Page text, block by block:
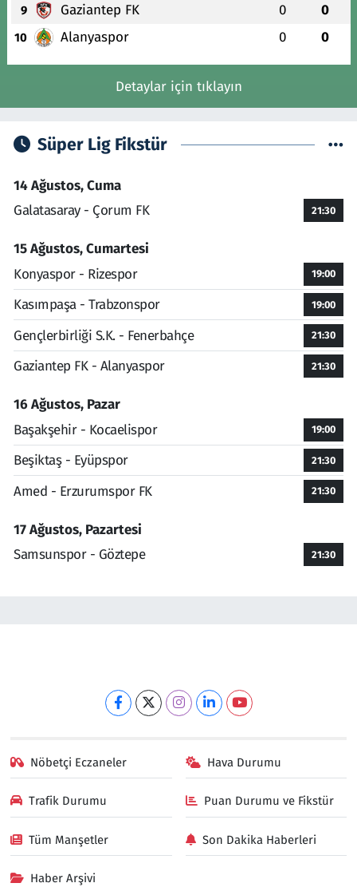
9 Gaziantep FK 0 0
10 Alanyaspor 0 0
Detaylar için tıklayın
Süper Lig Fikstür
14 Ağustos, Cuma
Galatasaray - Çorum FK
21:30
15 Ağustos, Cumartesi
Konyaspor - Rizespor
19:00
Kasımpaşa - Trabzonspor 19:00
Gençlerbirliği S.K. - Fenerbahçe 21:30
Gaziantep FK - Alanyaspor 21:30
16 Ağustos, Pazar
Başakşehir - Kocaelispor
19:00
Beşiktaş - Eyüpspor 21:30
Amed - Erzurumspor FK 21:30
17 Ağustos, Pazartesi
Samsunspor - Göztepe
21:30
Nöbetçi Eczaneler Hava Durumu
Trafik Durumu Puan Durumu ve Fikstür
Tüm Manşetler Son Dakika Haberleri
Haber Arşivi